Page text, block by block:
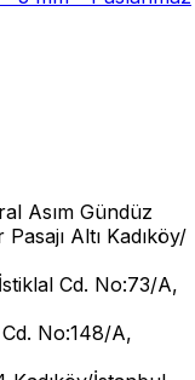
Asım Gündüz
Altı Kadıköy/
Cd. No:73/A,
No:148/A,